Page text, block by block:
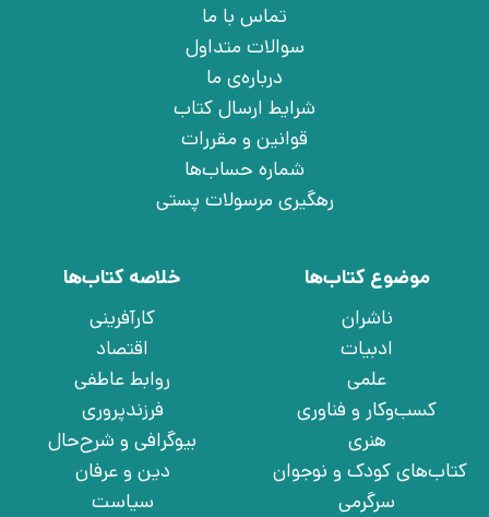
تماس با ما
سوالات متداول
درباره‌ی ما
شرایط ارسال کتاب
قوانین و مقررات
شماره حساب‌ها
رهگیری مرسولات پستی
موضوع کتاب‌ها
ناشران
ادبیات
علمی
کسب‌وکار و فناوری
هنری
کتاب‌های کودک و نوجوان
سرگرمی
خلاصه کتاب‌ها
کارآفرینی
اقتصاد
روابط عاطفی
فرزندپروری
بیوگرافی و شرح‌حال
دین و عرفان
سیاست